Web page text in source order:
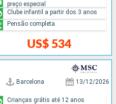
US$ 534
preço especial
Clube infantil a partir dos 3 anos
Pensão completa
Barcelona 13/12/2026
Crianças grátis até 12 anos